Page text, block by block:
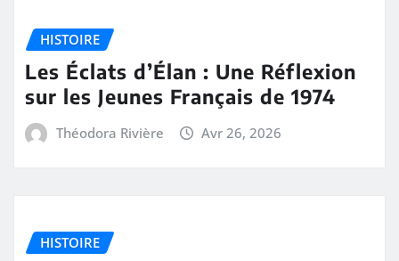
HISTOIRE
Les Éclats d’Élan : Une Réflexion
sur les Jeunes Français de 1974
Théodora Rivière Avr 26, 2026
HISTOIRE